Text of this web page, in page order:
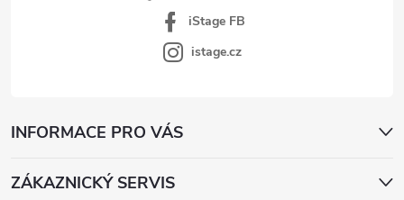
iStage FB
istage.cz
INFORMACE PRO VÁS
ZÁKAZNICKÝ SERVIS